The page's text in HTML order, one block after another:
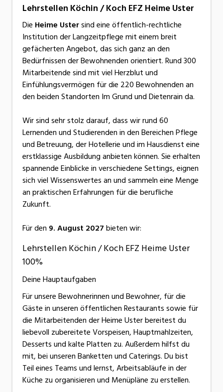
Lehrstellen Köchin / Koch EFZ Heime Uster
Die Heime Ustersind eine öffentlich-rechtliche
Institution der Langzeitpflege mit einem breit
gefächerten Angebot, das sich ganz an den
Bedürfnissen der Bewohnenden orientiert. Rund 300
Mitarbeitende sind mit viel Herzblut und
Einfühlungsvermögen für die 220 Bewohnenden an
den beiden Standorten Im Grund und Dietenrain da.
Wir sind sehr stolz darauf, dass wir rund 60
Lernenden und Studierenden in den Bereichen Pflege
und Betreuung, der Hotellerie und im Hausdienst eine
erstklassige Ausbildung anbieten können. Sie erhalten
spannende Einblicke in verschiedene Settings, eignen
sich viel Wissenswertes an und sammeln eine Menge
an praktischen Erfahrungen für die berufliche
Zukunft.
Für den 9. August 2027bieten wir:
Lehrstellen Köchin / Koch EFZ Heime Uster
100%
Deine Hauptaufgaben
Für unsere Bewohnerinnen und Bewohner, für die
Gäste in unseren öffentlichen Restaurants sowie für
die Mitarbeitenden der Heime Uster bereitest du
liebevoll zubereitete Vorspeisen, Hauptmahlzeiten,
Desserts und kalte Platten zu. Außerdem hilfst du
mit, bei unseren Banketten und Caterings. Du bist
Teil eines Teams und lernst, Arbeitsabläufe in der
Küche zu organisieren und Menüpläne zu erstellen.